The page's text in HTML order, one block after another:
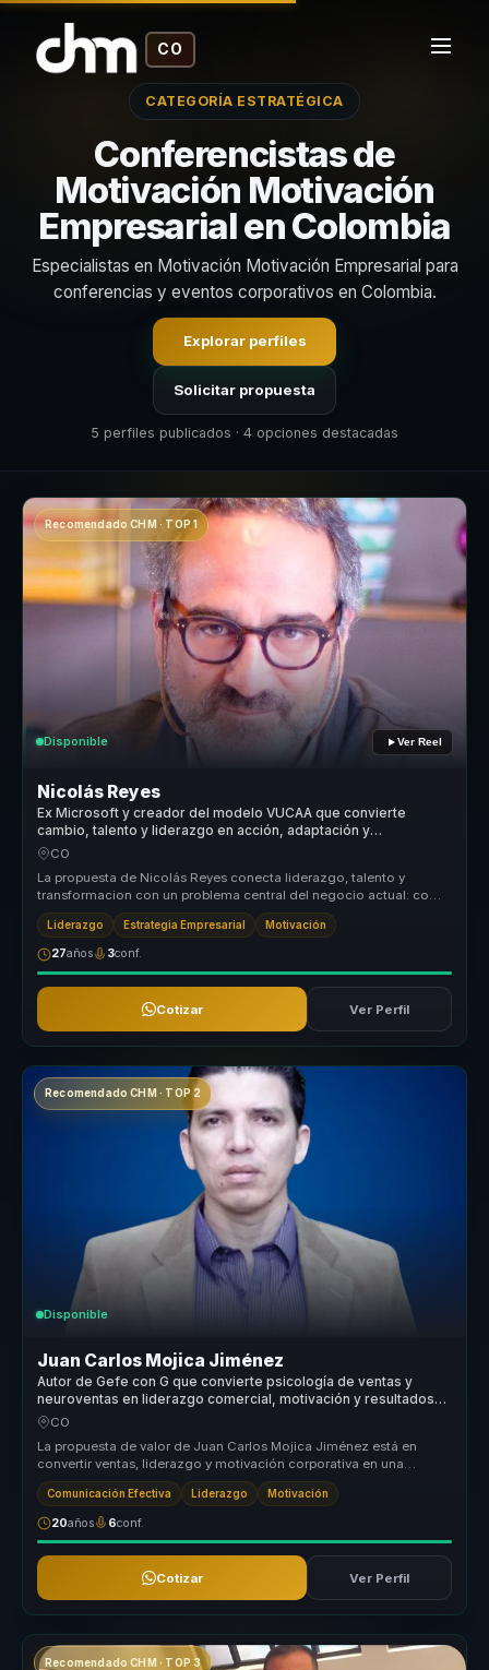
CO
CATEGORÍA ESTRATÉGICA
Conferencistas de
Motivación Motivación
Empresarial en Colombia
Especialistas en Motivación Motivación Empresarial para
conferencias y eventos corporativos en Colombia.
Explorar perfiles
Solicitar propuesta
5 perfiles publicados · 4 opciones destacadas
Recomendado CHM · TOP 1
Disponible Ver Reel
Nicolás Reyes
Ex Microsoft y creador del modelo VUCAA que convierte
cambio, talento y liderazgo en acción, adaptación y
productividad para equipos.
CO
La propuesta de Nicolás Reyes conecta liderazgo, talento y
transformacion con un problema central del negocio actual: como
responder con ...
Liderazgo Estrategia Empresarial Motivación
27años 3conf.
Cotizar Ver Perfil
Recomendado CHM · TOP 2
Disponible
Juan Carlos Mojica Jiménez
Autor de Gefe con G que convierte psicología de ventas y
neuroventas en liderazgo comercial, motivación y resultados
para equipos.
CO
La propuesta de valor de Juan Carlos Mojica Jiménez está en
convertir ventas, liderazgo y motivación corporativa en una
experiencia de ap...
Comunicación Efectiva Liderazgo Motivación
20años 6conf.
Cotizar Ver Perfil
Recomendado CHM · TOP 3